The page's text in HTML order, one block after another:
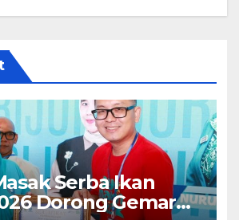
Serba Ikan
Dorong Gemar